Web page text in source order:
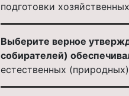
подготовки
Выберите верное
собирателей)
естественных